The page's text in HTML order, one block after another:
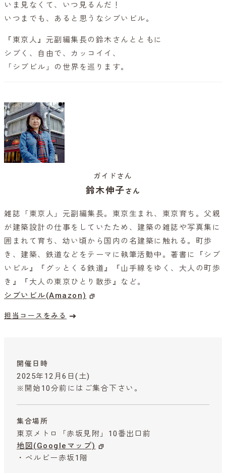
いま見なくて、いつ見るんだ！
いつまでも、あると思うなシブいビル。
『東京人』元副編集長の鈴木さんとともに
シブく、自由で、カッコイイ、
「シブビル」の世界を巡ります。
ガイドさん
鈴木伸子さん
雑誌「東京人」元副編集長。東京生まれ、東京育ち。父親
が建築設計の仕事をしていたため、建築の雑誌や写真集に
囲まれて育ち、幼い頃から国内の名建築に触れる。町歩
き、建築、鉄道などをテーマに執筆活動中。著書に『シブ
いビル』『グッとくる鉄道』『山手線をゆく、大人の町歩
き』『大人の東京ひとり散歩』など。
シブいビル(Amazon)
担当コースをみる
開催日時
2025年12月6日(土)
※開始10分前にはご集合下さい。
集合場所
東京メトロ「赤坂見附」10番出口前
地図(Googleマップ)
・ベルビー赤坂1階